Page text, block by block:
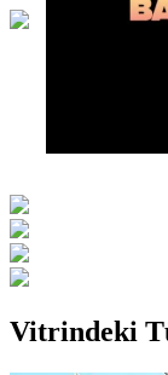
Vitrindeki